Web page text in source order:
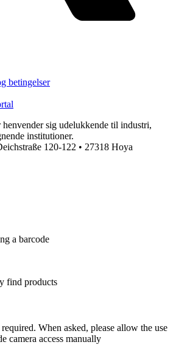
betingelser
sig udelukkende til industri,
institutioner.
120-122 • 27318 Hoya
a barcode
find products
When asked, please allow the use
camera access manually